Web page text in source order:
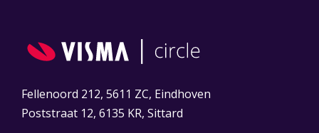
Fellenoord 212, 5611 ZC, Eindhoven
Poststraat 12, 6135 KR, Sittard